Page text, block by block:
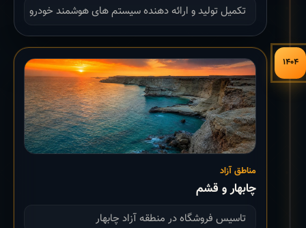
تکمیل تولید و ارائه دهنده سیستم های هوشمند خودرو
۱۴۰۴
مناطق آزاد
چابهار و قشم
تاسیس فروشگاه در منطقه آزاد چابهار